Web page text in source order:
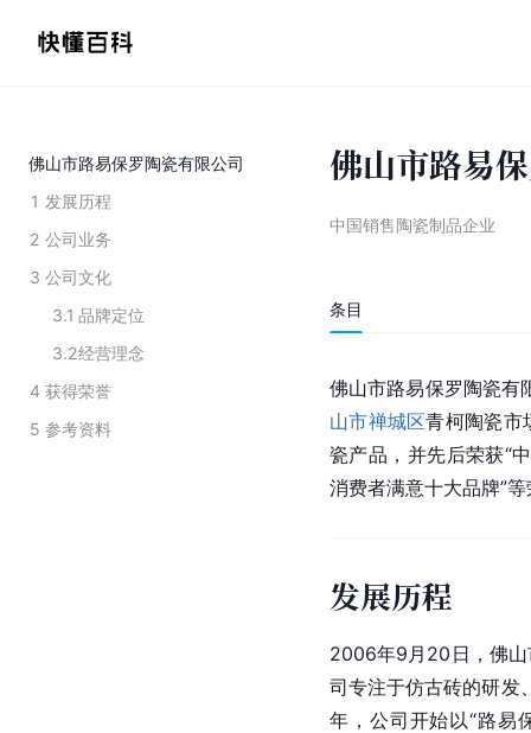
佛山市路易保罗陶瓷有限公司
1 发展历程
2 公司业务
3 公司文化
3.1 品牌定位
3.2经营理念
4 获得荣誉
5 参考资料
佛山市路易
中国销售陶瓷制品企业
条目
佛山市路易保罗陶瓷
山市禅城区青柯陶瓷市
瓷产品，并先后荣获“
消费者满意十大品牌”
发展历程
2006年9月20日，佛山
司专注于仿古砖的研发
年，公司开始以“路易